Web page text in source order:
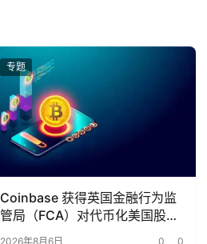
专题
Coinbase 获得英国金融行为监
管局（FCA）对代币化美国股票
的全面授权
2026年8月6日 0 0